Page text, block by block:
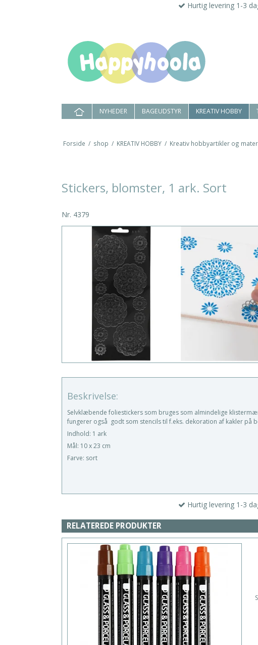
Hurtig levering 1-3
NYHEDER BAGEUDSTYR KREATIV HOBBY
Forside / shop / KREATIV HOBBY / Kreativ hobbyartikler og
Stickers, blomster, 1 ark. Sort
Nr. 4379
Beskrivelse:
Selvklæbende foliestickers som bruges som almindelige
fungerer også godt som stencils til f.eks. dekoration af kakler på
Indhold: 1 ark
Mål: 10 x 23 cm
Farve: sort
Hurtig levering 1-3
RELATEREDE PRODUKTER